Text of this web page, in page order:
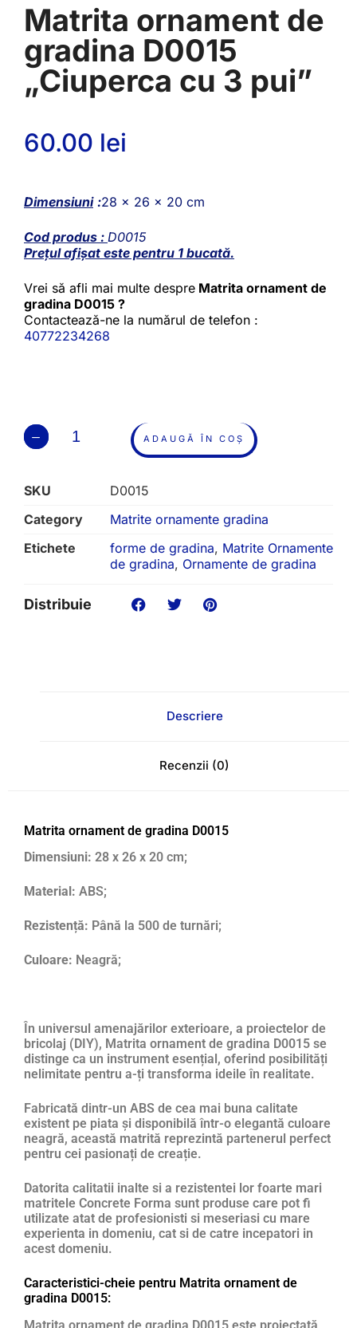
Matrita ornament de
gradina D0015
„Ciuperca cu 3 pui”
60.00 lei
Dimensiuni :28 x 26 x 20 cm
Cod produs : D0015
Prețul afișat este pentru 1 bucată.
Vrei să afli mai multe despre Matrita ornament de
gradina D0015 ?
Contactează-ne la numărul de telefon :
40772234268
ADAUGĂ ÎN COȘ
SKU
D0015
Category
Matrite ornamente gradina
Etichete
forme de gradina, Matrite Ornamente
de gradina, Ornamente de gradina
Distribuie
Descriere
Recenzii (0)
Matrita ornament de gradina D0015
Dimensiuni: 28 x 26 x 20 cm;
Material: ABS;
Rezistență: Până la 500 de turnări;
Culoare: Neagră;
În universul amenajărilor exterioare, a proiectelor de
bricolaj (DIY), Matrita ornament de gradina D0015 se
distinge ca un instrument esențial, oferind posibilități
nelimitate pentru a-ți transforma ideile în realitate.
Fabricată dintr-un ABS de cea mai buna calitate
existent pe piata și disponibilă într-o elegantă culoare
neagră, această matrită reprezintă partenerul perfect
pentru cei pasionați de creație.
Datorita calitatii inalte si a rezistentei lor foarte mari
matritele Concrete Forma sunt produse care pot fi
utilizate atat de profesionisti si meseriasi cu mare
experienta in domeniu, cat si de catre incepatori in
acest domeniu.
Caracteristici-cheie pentru Matrita ornament de
gradina D0015: